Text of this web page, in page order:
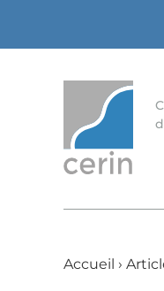
Accueil ›